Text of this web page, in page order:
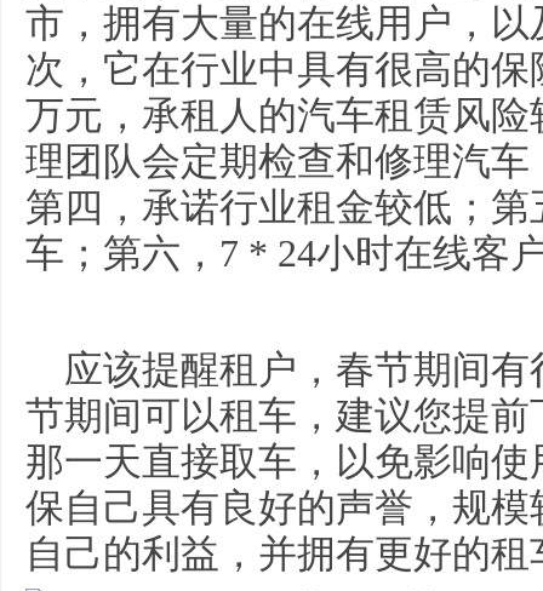
市，拥有大量的在线用户，
次，它在行业中具有很高的
万元，承租人的汽车租赁风
理团队会定期检查和修理汽
第四，承诺行业租金较低；
车；第六，7 * 24小时在线客
应该提醒租户，春节期间
节期间可以租车，建议您提
那一天直接取车，以免影响
保自己具有良好的声誉，规
自己的利益，并拥有更好的租